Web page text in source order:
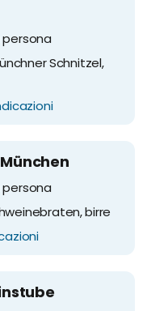
persona
Schnitzel,
persona
birre